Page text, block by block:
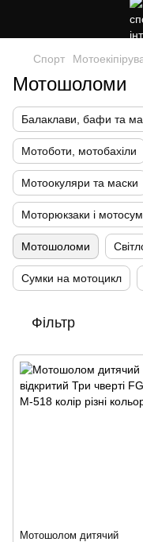
Спорт
Мотошоломи
Балаклави, бафи та
Мотоботи, мотобахіли
Мотоокуляри та маски
Моторюкзаки і
Мотошоломи
Сумки на мотоцикл
Фільтр
Мотошолом дитячий